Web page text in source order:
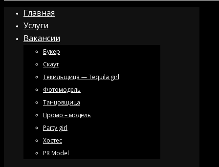
Главная
Услуги
Вакансии
Букер
Скаут
Текильщица — Tequila girl
Фотомодель
Танцовщица
Промо – модель
Party girl
Хостес
PR Model